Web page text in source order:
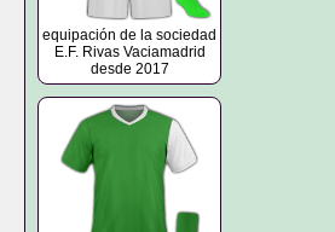
equipación de la sociedad
E.F. Rivas Vaciamadrid
desde 2017